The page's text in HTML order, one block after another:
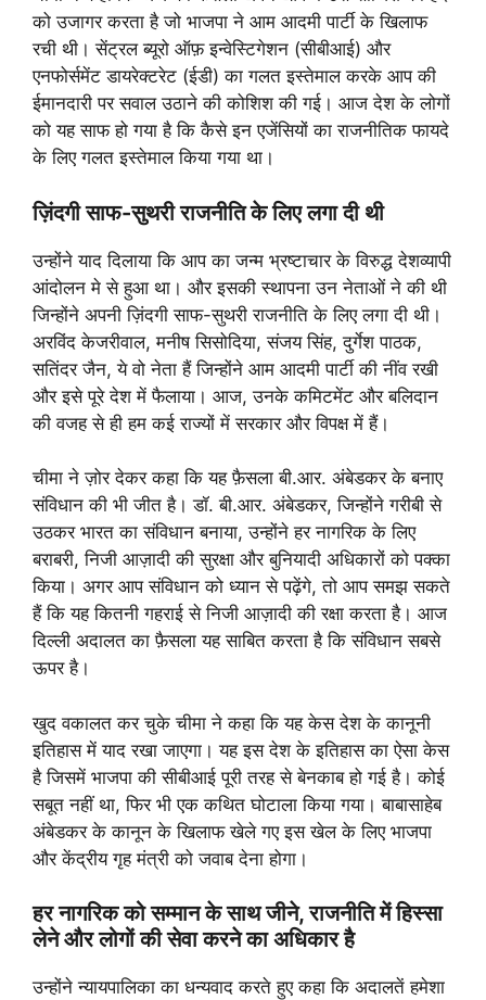
को उजागर करता है जो भाजपा ने आम आदमी पार्टी के खिलाफ
रची थी। सेंट्रल ब्यूरो ऑफ़ इन्वेस्टिगेशन (सीबीआई) और
एनफोर्समेंट डायरेक्टरेट (ईडी) का गलत इस्तेमाल करके आप की
ईमानदारी पर सवाल उठाने की कोशिश की गई। आज देश के लोगों
को यह साफ हो गया है कि कैसे इन एजेंसियों का राजनीतिक फायदे
के लिए गलत इस्तेमाल किया गया था।
ज़िंदगी साफ-सुथरी राजनीति के लिए लगा दी थी
उन्होंने याद दिलाया कि आप का जन्म भ्रष्टाचार के विरुद्ध देशव्यापी
आंदोलन मे से हुआ था। और इसकी स्थापना उन नेताओं ने की थी
जिन्होंने अपनी ज़िंदगी साफ-सुथरी राजनीति के लिए लगा दी थी।
अरविंद केजरीवाल, मनीष सिसोदिया, संजय सिंह, दुर्गेश पाठक,
सतिंदर जैन, ये वो नेता हैं जिन्होंने आम आदमी पार्टी की नींव रखी
और इसे पूरे देश में फैलाया। आज, उनके कमिटमेंट और बलिदान
की वजह से ही हम कई राज्यों में सरकार और विपक्ष में हैं।
चीमा ने ज़ोर देकर कहा कि यह फ़ैसला बी.आर. अंबेडकर के बनाए
संविधान की भी जीत है। डॉ. बी.आर. अंबेडकर, जिन्होंने गरीबी से
उठकर भारत का संविधान बनाया, उन्होंने हर नागरिक के लिए
बराबरी, निजी आज़ादी की सुरक्षा और बुनियादी अधिकारों को पक्का
किया। अगर आप संविधान को ध्यान से पढ़ेंगे, तो आप समझ सकते
हैं कि यह कितनी गहराई से निजी आज़ादी की रक्षा करता है। आज
दिल्ली अदालत का फ़ैसला यह साबित करता है कि संविधान सबसे
ऊपर है।
खुद वकालत कर चुके चीमा ने कहा कि यह केस देश के कानूनी
इतिहास में याद रखा जाएगा। यह इस देश के इतिहास का ऐसा केस
है जिसमें भाजपा की सीबीआई पूरी तरह से बेनकाब हो गई है। कोई
सबूत नहीं था, फिर भी एक कथित घोटाला किया गया। बाबासाहेब
अंबेडकर के कानून के खिलाफ खेले गए इस खेल के लिए भाजपा
और केंद्रीय गृह मंत्री को जवाब देना होगा।
हर नागरिक को सम्मान के साथ जीने, राजनीति में हिस्सा
लेने और लोगों की सेवा करने का अधिकार है
उन्होंने न्यायपालिका का धन्यवाद करते हुए कहा कि अदालतें हमेशा